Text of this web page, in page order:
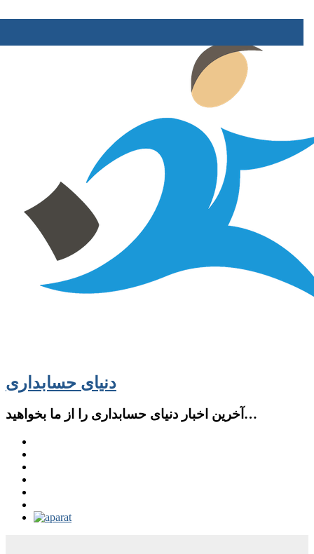
دنیای حسابداری
آخرین اخبار دنیای حسابداری را از ما بخواهید…